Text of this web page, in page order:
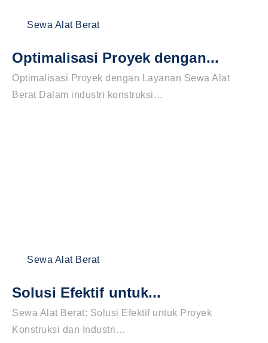
Sewa Alat Berat
Optimalisasi Proyek dengan...
Optimalisasi Proyek dengan Layanan Sewa Alat
Berat Dalam industri konstruksi…
Sewa Alat Berat
Solusi Efektif untuk...
Sewa Alat Berat: Solusi Efektif untuk Proyek
Konstruksi dan Industri…